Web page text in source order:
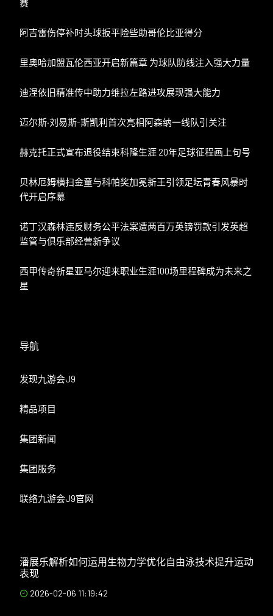
赛
阿吉雷伤停补时头球扳平险些助哥伦比亚得分
里奥哈加盟瓦伦西亚开启新篇章 为球队防线注入强大力量
迪涅依旧精准传中助力维拉左路进攻展现强大能力
迈尔斯·刘易斯-斯凯利首次亮相阿森纳一线队引关注
赫克托正式宣布退役结束科隆生涯 20年足球征程画上句号
贝林厄姆横扫金童与科帕奖加冕新王引领足坛青春风暴时
代开启序幕
诺丁汉森林违反财务公平法案遭两百万英镑罚款引发英超
监管与俱乐部经营新争议
西甲传奇新星亚马尔迎来职业生涯100场里程碑成为未来之
星
导航
发现九游会J9
精品项目
集团新闻
集团服务
联络九游会J9官网
潘展乐解析如何运用生物力学优化自由泳技术提升运动
表现
2026-02-06 11:19:42